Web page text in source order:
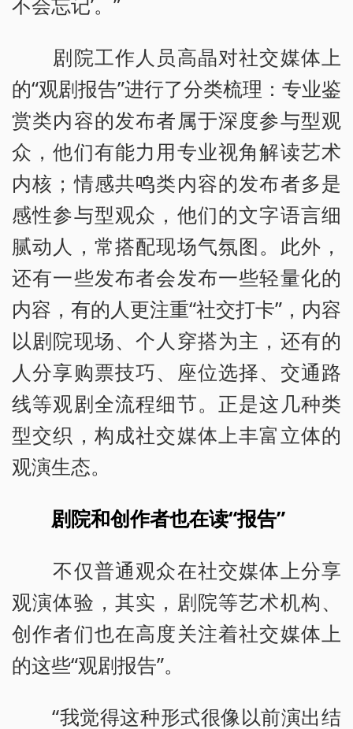
剧院工作人员高晶对社交媒体上
的“观剧报告”进行了分类梳理：专业鉴
赏类内容的发布者属于深度参与型观
众，他们有能力用专业视角解读艺术
内核；情感共鸣类内容的发布者多是
感性参与型观众，他们的文字语言细
腻动人，常搭配现场气氛图。此外，
还有一些发布者会发布一些轻量化的
内容，有的人更注重“社交打卡”，内容
以剧院现场、个人穿搭为主，还有的
人分享购票技巧、座位选择、交通路
线等观剧全流程细节。正是这几种类
型交织，构成社交媒体上丰富立体的
观演生态。
剧院和创作者也在读“报告”
不仅普通观众在社交媒体上分享
观演体验，其实，剧院等艺术机构、
创作者们也在高度关注着社交媒体上
的这些“观剧报告”。
“我觉得这种形式很像以前演出结